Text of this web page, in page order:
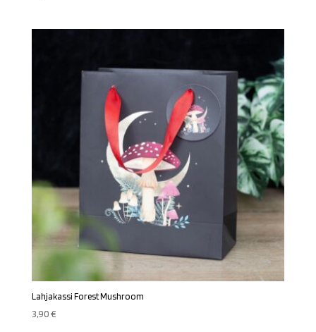
Lahjakassi Forest Mushroom
3,90€